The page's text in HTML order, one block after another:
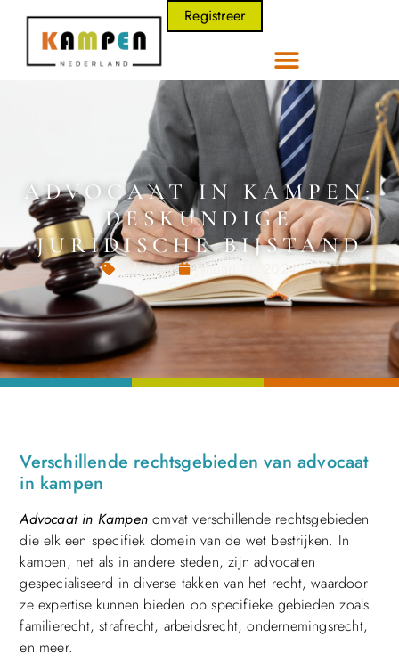
Registreer
ADVOCAAT IN KAMPEN:
DESKUNDIGE
JURIDISCHE BIJSTAND
Advocaat Januari 11, 2024
Verschillende rechtsgebieden van advocaat
in kampen
Advocaat in Kampen omvat verschillende rechtsgebieden
die elk een specifiek domein van de wet bestrijken. In
kampen, net als in andere steden, zijn advocaten
gespecialiseerd in diverse takken van het recht, waardoor
ze expertise kunnen bieden op specifieke gebieden zoals
familierecht, strafrecht, arbeidsrecht, ondernemingsrecht,
en meer.